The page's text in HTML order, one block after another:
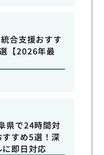
合支援おすす
【2026年最
県で24時間対
すめ5選！深
即日対応